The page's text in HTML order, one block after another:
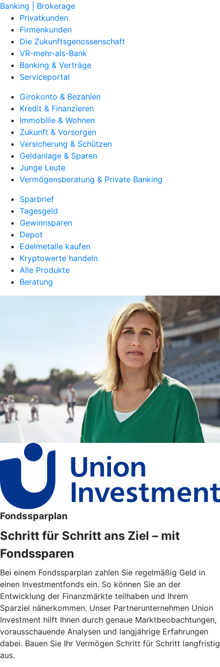
Banking | Brokerage
Privatkunden
Firmenkunden
Die Zukunftsgenossenschaft
VR-mehr-als-Bank
Banking & Verträge
Serviceportal
Girokonto & Bezahlen
Kredit & Finanzieren
Immobilie & Wohnen
Zukunft & Vorsorgen
Versicherung & Schützen
Geldanlage & Sparen
Junge Leute
Vermögensberatung & Private Banking
Sparbrief
Tagesgeld
Gewinnsparen
Depot
Edelmetalle kaufen
Kryptowerte handeln
Alle Produkte
Beratung
Fondssparplan
Schritt für Schritt ans Ziel – mit
Fondssparen
Bei einem Fondssparplan zahlen Sie regelmäßig Geld in
einen Investmentfonds ein. So können Sie an der
Entwicklung der Finanzmärkte teilhaben und Ihrem
Sparziel näherkommen. Unser Partnerunternehmen Union
Investment hilft Ihnen durch genaue Marktbeobachtungen,
vorausschauende Analysen und langjährige Erfahrungen
dabei. Bauen Sie Ihr Vermögen Schritt für Schritt langfristig
aus.